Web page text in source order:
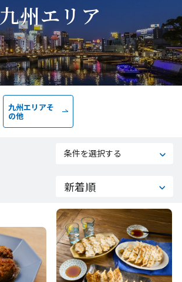
九州エリア
九州エリアそ
の他
条件を選択する